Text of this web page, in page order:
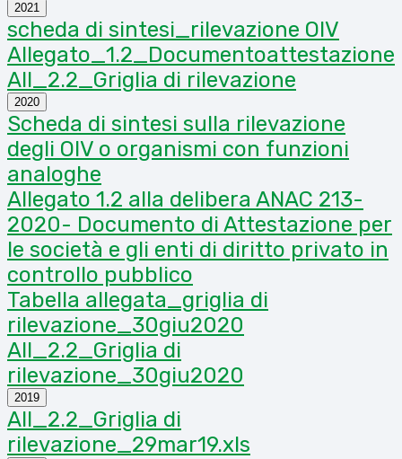
2021
scheda di sintesi_rilevazione OIV
All_2.2_Griglia di rilevazione
2020
Scheda di sintesi sulla rilevazione
degli OIV o organismi con funzioni
analoghe
Allegato 1.2 alla delibera ANAC 213-
2020- Documento di Attestazione per
le società e gli enti di diritto privato in
controllo pubblico
Tabella allegata_griglia di
rilevazione_30giu2020
All_2.2_Griglia di
rilevazione_30giu2020
2019
All_2.2_Griglia di
rilevazione_29mar19.xls